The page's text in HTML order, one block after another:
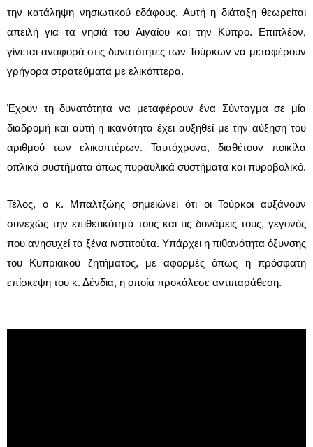
την κατάληψη νησιωτικού εδάφους. Αυτή η διάταξη θεωρείται
απειλή για τα νησιά του Αιγαίου και την Κύπρο. Επιπλέον,
γίνεται αναφορά στις δυνατότητες των Τούρκων να μεταφέρουν
γρήγορα στρατεύματα με ελικόπτερα.
Έχουν τη δυνατότητα να μεταφέρουν ένα Σύνταγμα σε μία
διαδρομή και αυτή η ικανότητα έχει αυξηθεί με την αύξηση του
αριθμού των ελικοπτέρων. Ταυτόχρονα, διαθέτουν ποικίλα
οπλικά συστήματα όπως πυραυλικά συστήματα και πυροβολικό.
Τέλος, ο κ. Μπαλτζώης σημειώνει ότι οι Τούρκοι αυξάνουν
συνεχώς την επιθετικότητά τους και τις δυνάμεις τους, γεγονός
που ανησυχεί τα ξένα ινστιτούτα. Υπάρχει η πιθανότητα όξυνσης
του Κυπριακού ζητήματος, με αφορμές όπως η πρόσφατη
επίσκεψη του κ. Δένδια, η οποία προκάλεσε αντιπαράθεση.